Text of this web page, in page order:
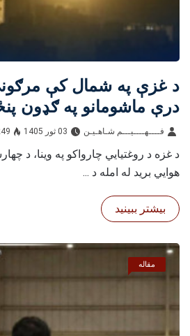
د غزې په شمال کې
درې ماشومانو په ګډون
فــــهــــيـــم شـاهـیـن‎‎ 03 ثور 1405
د غزه د روغتیايي چارواکو په وینا، د
هوايي برید له امله د ...
بیشتر ببینید
مقاله